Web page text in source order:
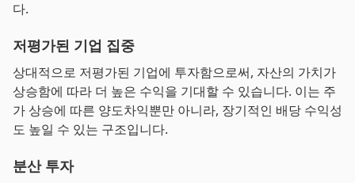
다.
저평가된 기업 집중
상대적으로 저평가된 기업에 투자함으로써, 자산의 가치가
상승함에 따라 더 높은 수익을 기대할 수 있습니다. 이는 주
가 상승에 따른 양도차익뿐만 아니라, 장기적인 배당 수익성
도 높일 수 있는 구조입니다.
분산 투자